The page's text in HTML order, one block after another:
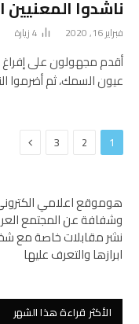
ناشدوا المعنيين
فبراير 16, 2020 4زيارة
أقدم مجهولون على
عيون السمك، ثم أضرموا
1
2
3 التالي
هوموقع اعلامي
وشفافة عن المجتمع
نشر مقابلات خاصة مع
ابرازها والتعرف عليها
الأكثر قراءة هذا الشهر